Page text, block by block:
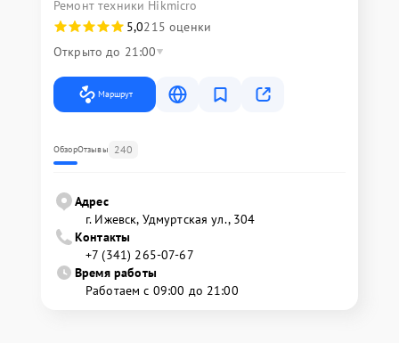
Ремонт техники Hikmicro
5,0215 оценки
Открыто до 21:00
Маршрут
ОбзорОтзывы 240
Адрес
г. Ижевск, Удмуртская ул., 304
Контакты
+7 (341) 265-07-67
Время работы
Работаем с 09:00 до 21:00